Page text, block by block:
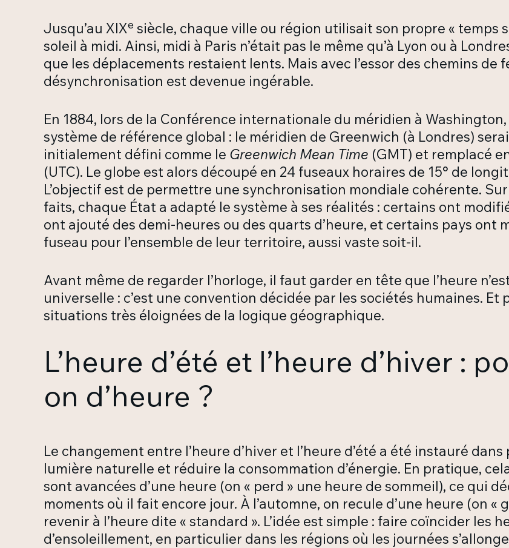
Jusqu’au XIXe siècle, chaque ville ou région utilisait son propre « temps
soleil à midi. Ainsi, midi à Paris n’était pas le même qu’à Lyon ou à
que les déplacements restaient lents. Mais avec l’essor des chemins de
désynchronisation est devenue ingérable.
En 1884, lors de la Conférence internationale du méridien à
système de référence global : le méridien de Greenwich (à Londres)
initialement défini comme le Greenwich Mean Time (GMT) et remplacé
(UTC). Le globe est alors découpé en 24 fuseaux horaires de 15° de
L’objectif est de permettre une synchronisation mondiale cohérente.
faits, chaque État a adapté le système à ses réalités : certains ont
ont ajouté des demi-heures ou des quarts d’heure, et certains pays ont
fuseau pour l’ensemble de leur territoire, aussi vaste soit-il.
Avant même de regarder l’horloge, il faut garder en tête que l’heure
universelle : c’est une convention décidée par les sociétés humaines. Et
situations très éloignées de la logique géographique.
L’heure d’été et l’heure d’hiver :
on d’heure ?
Le changement entre l’heure d’hiver et l’heure d’été a été instauré
lumière naturelle et réduire la consommation d’énergie. En pratique,
sont avancées d’une heure (on « perd » une heure de sommeil), ce qui
moments où il fait encore jour. À l’automne, on recule d’une heure (on «
revenir à l’heure dite « standard ». L’idée est simple : faire coïncider les
d’ensoleillement, en particulier dans les régions où les journées